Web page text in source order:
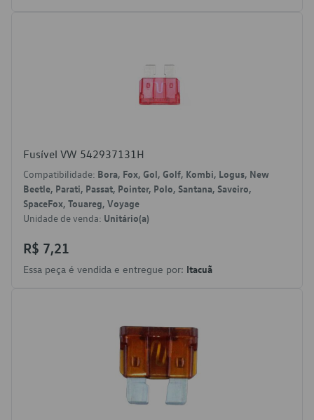
Fusível VW 542937131H
Compatibilidade: Bora, Fox, Gol, Golf, Kombi, Logus, New
Beetle, Parati, Passat, Pointer, Polo, Santana, Saveiro,
SpaceFox, Touareg, Voyage
Unidade de venda: Unitário(a)
R$ 7,21
Essa peça é vendida e entregue por: Itacuã